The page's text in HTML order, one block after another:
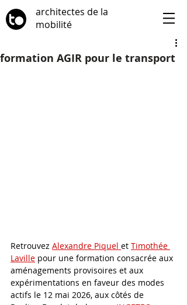
architectes de la
mobilité
formation AGIR pour le transport
Retrouvez Alexandre Piquel et Timothée
Laville pour une formation consacrée aux
aménagements provisoires et aux
expérimentations en faveur des modes
actifs le 12 mai 2026, aux côtés de